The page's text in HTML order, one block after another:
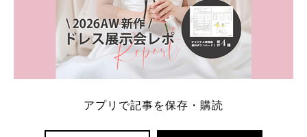
アプリで記事を保存・購読